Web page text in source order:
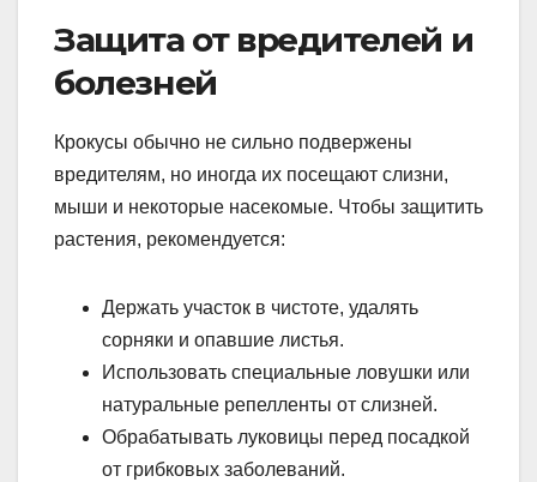
Защита от вредителей и
болезней
Крокусы обычно не сильно подвержены
вредителям, но иногда их посещают слизни,
мыши и некоторые насекомые. Чтобы защитить
растения, рекомендуется:
Держать участок в чистоте, удалять
сорняки и опавшие листья.
Использовать специальные ловушки или
натуральные репелленты от слизней.
Обрабатывать луковицы перед посадкой
от грибковых заболеваний.